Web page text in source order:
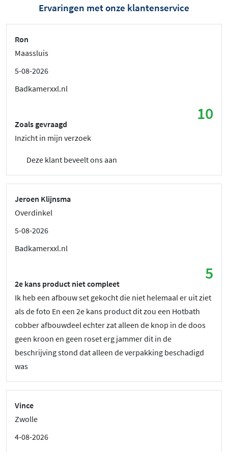
Ervaringen met onze klantenservice
Ron
Maassluis
5-08-2026
Badkamerxxl.nl
10
Zoals gevraagd
Inzicht in mijn verzoek
Deze klant beveelt ons aan
Jeroen Klijnsma
Overdinkel
5-08-2026
Badkamerxxl.nl
5
2e kans product niet compleet
Ik heb een afbouw set gekocht die niet helemaal er uit ziet
als de foto En een 2e kans product dit zou een Hotbath
cobber afbouwdeel echter zat alleen de knop in de doos
geen kroon en geen roset erg jammer dit in de
beschrijving stond dat alleen de verpakking beschadigd
was
Vince
Zwolle
4-08-2026